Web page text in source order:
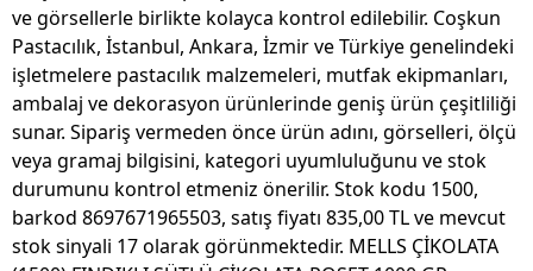
ve görsellerle birlikte kolayca kontrol edilebilir. Coşkun
Pastacılık, İstanbul, Ankara, İzmir ve Türkiye genelindeki
işletmelere pastacılık malzemeleri, mutfak ekipmanları,
ambalaj ve dekorasyon ürünlerinde geniş ürün çeşitliliği
sunar. Sipariş vermeden önce ürün adını, görselleri, ölçü
veya gramaj bilgisini, kategori uyumluluğunu ve stok
durumunu kontrol etmeniz önerilir. Stok kodu 1500,
barkod 8697671965503, satış fiyatı 835,00 TL ve mevcut
stok sinyali 17 olarak görünmektedir. MELLS ÇİKOLATA